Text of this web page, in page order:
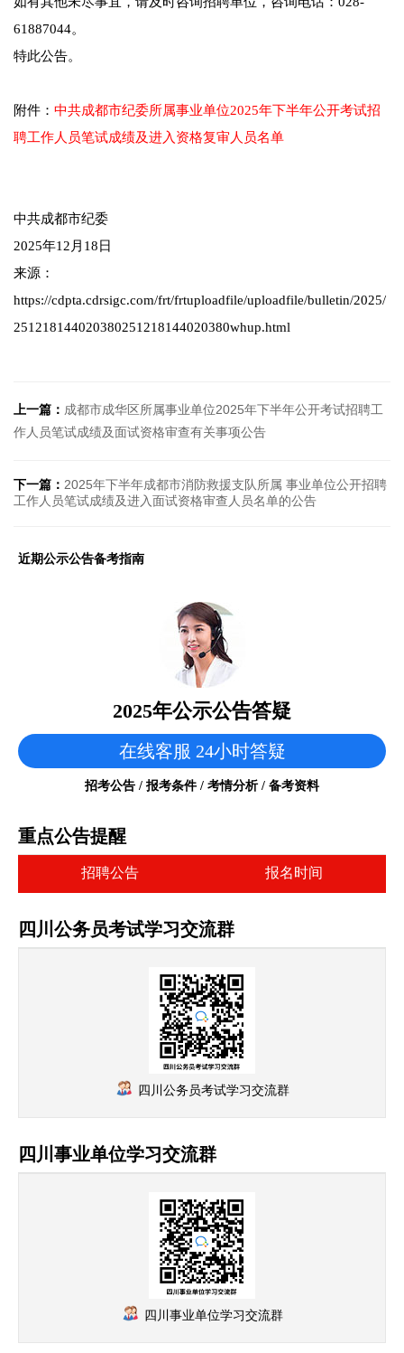
61887044。
特此公告。
附件： 中共成都市纪委所属事业单位2025年下半年公开考试招
聘工作人员笔试成绩及进入资格复审人员名单
中共成都市纪委
2025年12月18日
来源：
https://cdpta.cdrsigc.com/frt/frtuploadfile/uploadfile/bulletin/2025/
251218144020380251218144020380whup.html
上一篇： 成都市成华区所属事业单位2025年下半年公开考试招聘工
作人员笔试成绩及面试资格审查有关事项公告
下一篇： 2025年下半年成都市消防救援支队所属 事业单位公开招聘
工作人员笔试成绩及进入面试资格审查人员名单的公告
近期公示公告备考指南
2025年公示公告答疑
在线客服 24小时答疑
招考公告 / 报考条件 / 考情分析 / 备考资料
重点公告提醒
招聘公告 报名时间
四川公务员考试学习交流群
四川公务员考试学习交流群
四川事业单位学习交流群
四川事业单位学习交流群